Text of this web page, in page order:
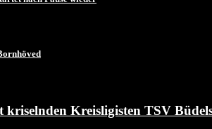
kriselnden Kreisligisten TSV